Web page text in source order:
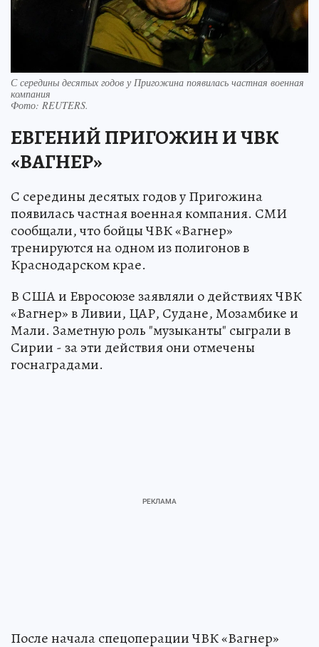
С середины десятых годов у Пригожина появилась частная военная
компания
Фото: REUTERS.
ЕВГЕНИЙ ПРИГОЖИН И ЧВК
«ВАГНЕР»
С середины десятых годов у Пригожина
появилась частная военная компания. СМИ
сообщали, что бойцы ЧВК «Вагнер»
тренируются на одном из полигонов в
Краснодарском крае.
В США и Евросоюзе заявляли о действиях ЧВК
«Вагнер» в Ливии, ЦАР, Судане, Мозамбике и
Мали. Заметную роль "музыканты" сыграли в
Сирии - за эти действия они отмечены
госнаградами.
После начала спецоперации ЧВК «Вагнер»